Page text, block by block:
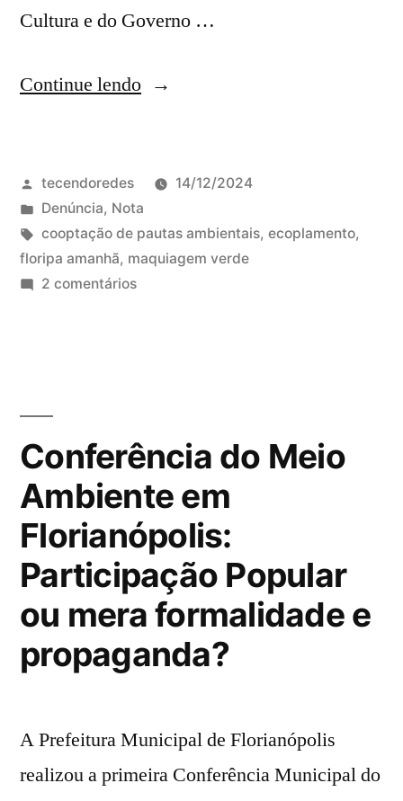
Cultura e do Governo …
Continue lendo“Floripa
Cooptação
das
Projeto
em
Jogo?”
Publicado
por
tecendoredes
14/12/2024
Publicado
em
Denúncia, Nota
Tags:
cooptação de pautas ambientais, ecoplamento,
floripa amanhã, maquiagem verde
2 comentáriosem
Pautas
Socioambientais:
Qual
o
Verdadeiro
Projeto
em
Conferência do Meio
Ambiente em
Florianópolis:
Participação Popular
ou mera formalidade e
propaganda?
A Prefeitura Municipal de Florianópolis
realizou a primeira Conferência Municipal do